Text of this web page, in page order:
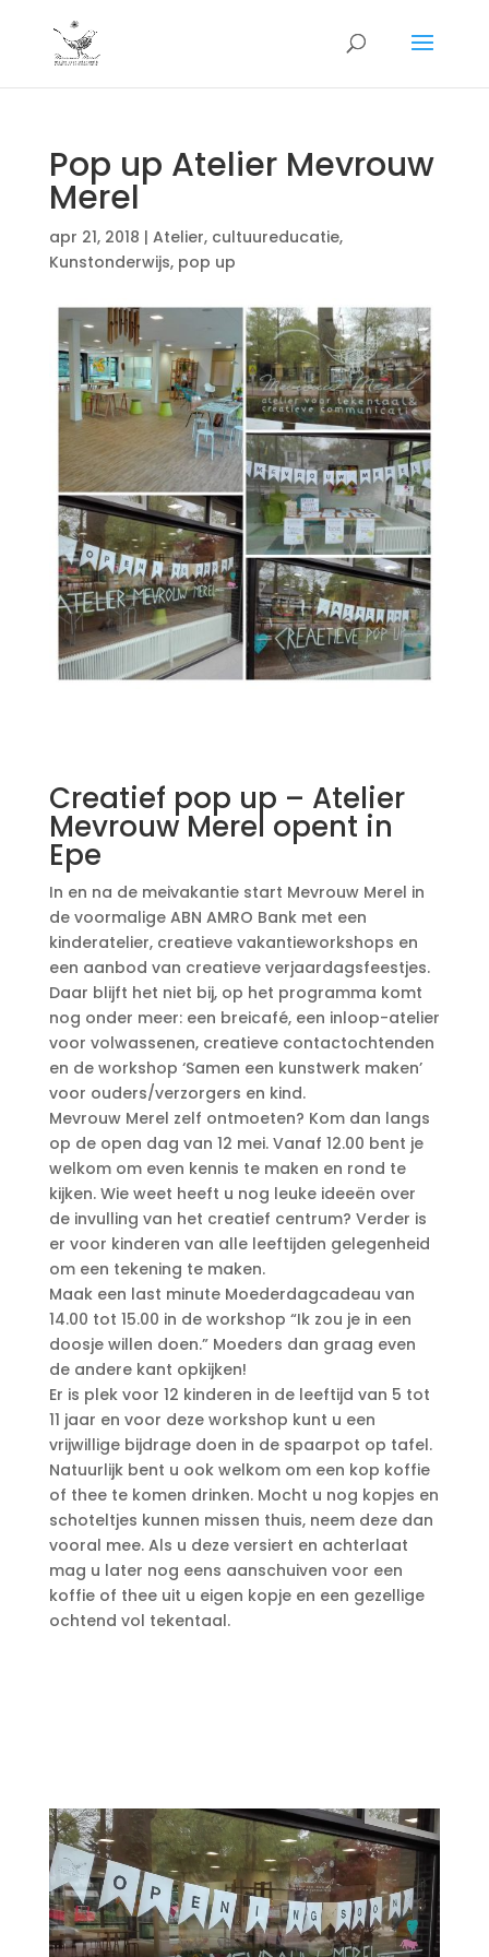
Pop up Atelier Mevrouw
Merel
apr 21, 2018 | Atelier, cultuureducatie,
Kunstonderwijs, pop up
Creatief pop up – Atelier
Mevrouw Merel opent in
Epe
In en na de meivakantie start Mevrouw Merel in
de voormalige ABN AMRO Bank met een
kinderatelier, creatieve vakantieworkshops en
een aanbod van creatieve verjaardagsfeestjes.
Daar blijft het niet bij, op het programma komt
nog onder meer: een breicafé, een inloop-atelier
voor volwassenen, creatieve contactochtenden
en de workshop ‘Samen een kunstwerk maken’
voor ouders/verzorgers en kind.
Mevrouw Merel zelf ontmoeten? Kom dan langs
op de open dag van 12 mei. Vanaf 12.00 bent je
welkom om even kennis te maken en rond te
kijken. Wie weet heeft u nog leuke ideeën over
de invulling van het creatief centrum? Verder is
er voor kinderen van alle leeftijden gelegenheid
om een tekening te maken.
Maak een last minute Moederdagcadeau van
14.00 tot 15.00 in de workshop “Ik zou je in een
doosje willen doen.” Moeders dan graag even
de andere kant opkijken!
Er is plek voor 12 kinderen in de leeftijd van 5 tot
11 jaar en voor deze workshop kunt u een
vrijwillige bijdrage doen in de spaarpot op tafel.
Natuurlijk bent u ook welkom om een kop koffie
of thee te komen drinken. Mocht u nog kopjes en
schoteltjes kunnen missen thuis, neem deze dan
vooral mee. Als u deze versiert en achterlaat
mag u later nog eens aanschuiven voor een
koffie of thee uit u eigen kopje en een gezellige
ochtend vol tekentaal.